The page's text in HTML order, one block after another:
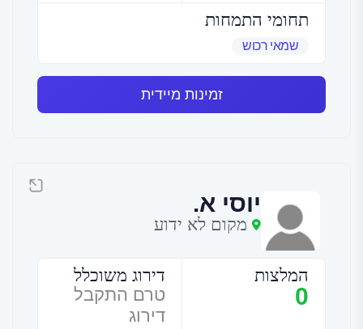
תחומי התמחות
שמאי רכוש
זמינות מיידית
יוסי א.
מקום לא ידוע
המלצות
0
דירוג משוכלל
טרם התקבל
דירוג